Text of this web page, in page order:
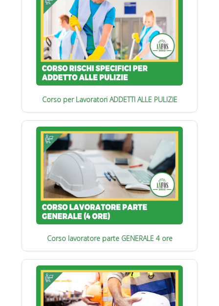
Corso per Lavoratori ADDETTI ALLE PULIZIE
Corso lavoratore parte GENERALE 4 ore